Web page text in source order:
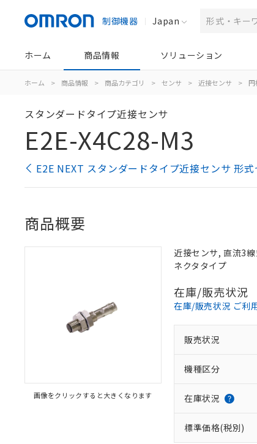
制御機器 Japan
ホーム 商品情報 ソリューション
ホーム > 商品情報 > 商品カテゴリ > センサ > 近接センサ > 円
スタンダードタイプ近接センサ
E2E-X4C28-M3
E2E NEXT スタンダードタイプ近接センサ 形式
商品概要
画像をクリックすると大きくなります
近接センサ, 直流3
ネクタタイプ
在庫/販売状況
在庫/販売状況 ご利
販売状況
機種区分
在庫状況
標準価格(税別)